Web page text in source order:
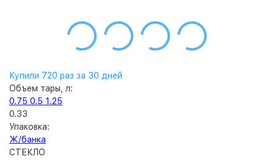
Купили 720 раз за 30 дней
Объем тары, л:
0.75 0.5 1.25
0.33
Упаковка:
Ж/банка
СТЕКЛО